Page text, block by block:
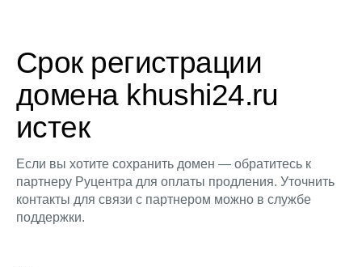
Срок регистрации
домена khushi24.ru
истек
Если вы хотите сохранить домен — обратитесь к
партнеру Руцентра для оплаты продления. Уточнить
контакты для связи с партнером можно в службе
поддержки.